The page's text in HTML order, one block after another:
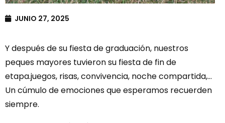
JUNIO 27, 2025
Y después de su fiesta de graduación, nuestros
peques mayores tuvieron su fiesta de fin de
etapa.juegos, risas, convivencia, noche compartida,…
Un cúmulo de emociones que esperamos recuerden
siempre.